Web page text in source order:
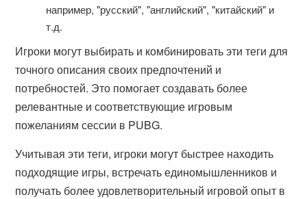
например, "русский", "английский", "китайский" и
т.д.
Игроки могут выбирать и комбинировать эти теги для
точного описания своих предпочтений и
потребностей. Это помогает создавать более
релевантные и соответствующие игровым
пожеланиям сессии в PUBG.
Учитывая эти теги, игроки могут быстрее находить
подходящие игры, встречать единомышленников и
получать более удовлетворительный игровой опыт в